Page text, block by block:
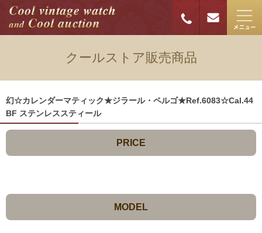
クールストア販売商品
幻☆カレンダーマティック★ジラール・ペルゴ★Ref.6083☆Cal.44
BF ステンレススティール
PRICE
MODEL